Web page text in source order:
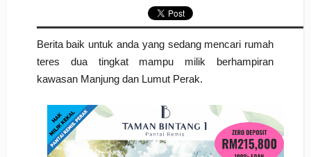
Berita baik untuk anda yang sedang mencari rumah
teres dua tingkat mampu milik berhampiran
kawasan Manjung dan Lumut Perak.